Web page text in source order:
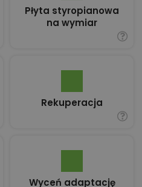
Płyta styropianowa
na wymiar
Rekuperacja
Wyceń adaptację